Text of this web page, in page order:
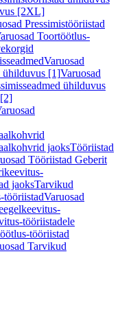
[2XL]
Pressimistööriistad
Toortöötlus-
Varuosad
ühilduvus [1]Varuosad
ühilduvus
jaoksTööriistad
Tööriistad Geberit
jaoksTarvikud
tööriistadVaruosad
tööriistadele
tööriistad
Tarvikud